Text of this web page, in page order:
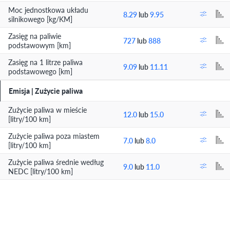
Moc jednostkowa układu
silnikowego [kg/KM]
8.29 lub9.95
Zasięg na paliwie
podstawowym [km]
727 lub888
Zasięg na 1 litrze paliwa
podstawowego [km]
9.09 lub 11.11
Emisja | Zużycie paliwa
Zużycie paliwa w mieście
[litry/100 km]
12.0 lub 15.0
Zużycie paliwa poza miastem
[litry/100 km]
7.0 lub8.0
Zużycie paliwa średnie według
NEDC [litry/100 km]
9.0 lub 11.0